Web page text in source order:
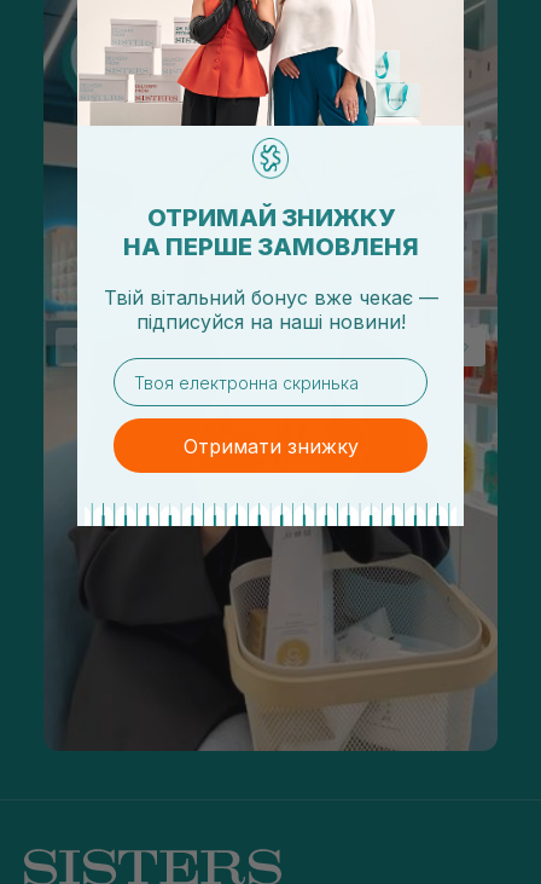
ОТРИМАЙ ЗНИЖКУ
НА ПЕРШЕ ЗАМОВЛЕНЯ
Твій вітальний бонус вже чекає —
підписуйся на наші новини!
email
Отримати знижку